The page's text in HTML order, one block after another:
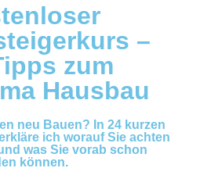
–
zum
Hausbau
neu Bauen? In 24 kurzen
ich worauf Sie achten
was Sie vorab schon
können.